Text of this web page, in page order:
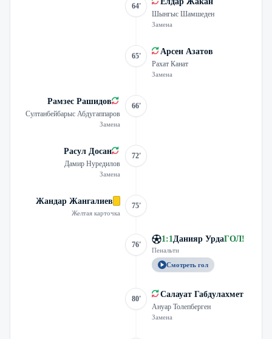
64'
Шынгыс Шамшеден
Замена
65' Арсен Азатов
Рахат Канат
Замена
Рамзес Рашидов
Султанбейбарыс Абдугаппаров
Замена
66'
Расул Досан
Дамир Нуредилов
Замена
72'
Жандар Жангалиев
Желтая карточка
75'
76'
1:1Данияр УрдаГОЛ!
Пенальти
Смотреть гол
80' Салауат Габдулахмет
Ануар Толепберген
Замена